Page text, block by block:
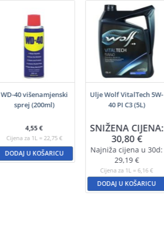
WD-40 višenamjenski
sprej (200ml)
4,55€
Cijena za 1L = 22,75 €
DODAJ U KOŠARICU
Ulje Wolf VitalTech 5W-
40 PI C3 (5L)
SNIŽENA CIJENA:
30,80€
Najniža cijena u 30d:
29,19 €
Cijena za 1L = 6,16 €
DODAJ U KOŠARICU